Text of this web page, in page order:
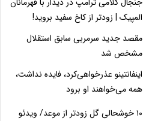
المپیک | زودتر از کاخ سفید بروید!
مقصد جدید سرمربی سابق استقلال
مشخص شد
اینفانتینو عذرخواهی‌کرد، فایده نداشت،
همه می‌خواهند او برود
۱۰ خوشحالی گل زودتر از موعد/ ویدئو